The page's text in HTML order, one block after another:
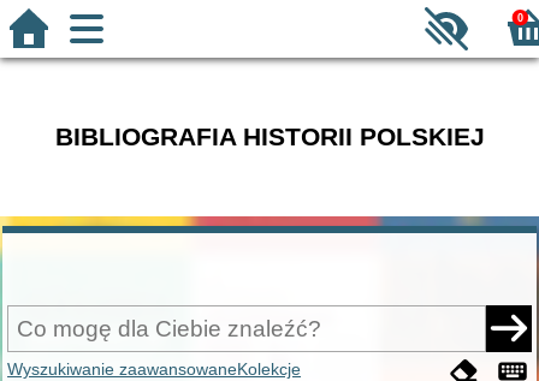
0
BIBLIOGRAFIA HISTORII POLSKIEJ
Wyszukiwanie zaawansowaneKolekcje